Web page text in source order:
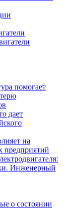
помогает
дает
на
предприятий
Инженерный
о состоянии